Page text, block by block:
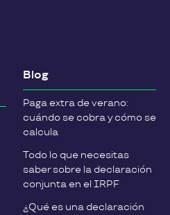
Blog
Paga extra de verano:
cuándo se cobra y cómo se
calcula
Todo lo que necesitas
saber sobre la declaración
conjunta en el IRPF
¿Qué es una declaración